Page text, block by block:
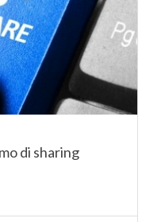
di sharing